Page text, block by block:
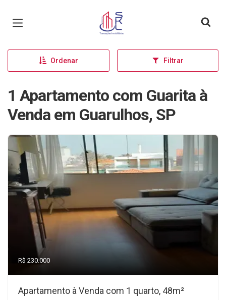
Página inicial
Ordenar Filtrar
1 Apartamento com Guarita à
Venda em Guarulhos, SP
R$ 230.000
Apartamento à Venda com 1 quarto, 48m²